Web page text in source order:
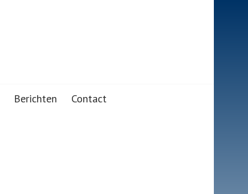
Berichten Contact